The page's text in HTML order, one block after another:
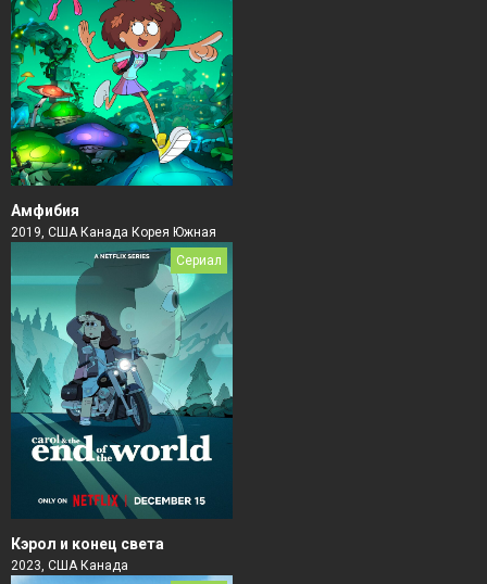
Амфибия
2019, США Канада Корея Южная
Сериал
Кэрол и конец света
2023, США Канада